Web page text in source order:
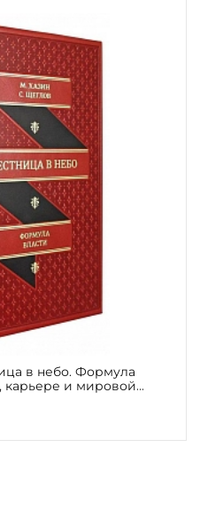
в небо. Формула
карьере и мировой
С.